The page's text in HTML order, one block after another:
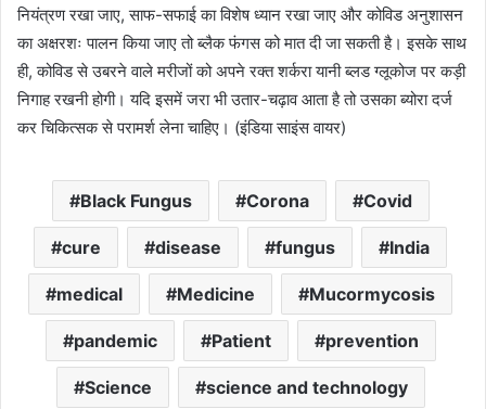
नियंत्रण रखा जाए, साफ-सफाई का विशेष ध्यान रखा जाए और कोविड अनुशासन
का अक्षरशः पालन किया जाए तो ब्लैक फंगस को मात दी जा सकती है। इसके साथ
ही, कोविड से उबरने वाले मरीजों को अपने रक्त शर्करा यानी ब्लड ग्लूकोज पर कड़ी
निगाह रखनी होगी। यदि इसमें जरा भी उतार-चढ़ाव आता है तो उसका ब्योरा दर्ज
कर चिकित्सक से परामर्श लेना चाहिए। (इंडिया साइंस वायर)
Black Fungus Corona Covid
cure disease fungus India
medical Medicine Mucormycosis
pandemic Patient prevention
Science science and technology